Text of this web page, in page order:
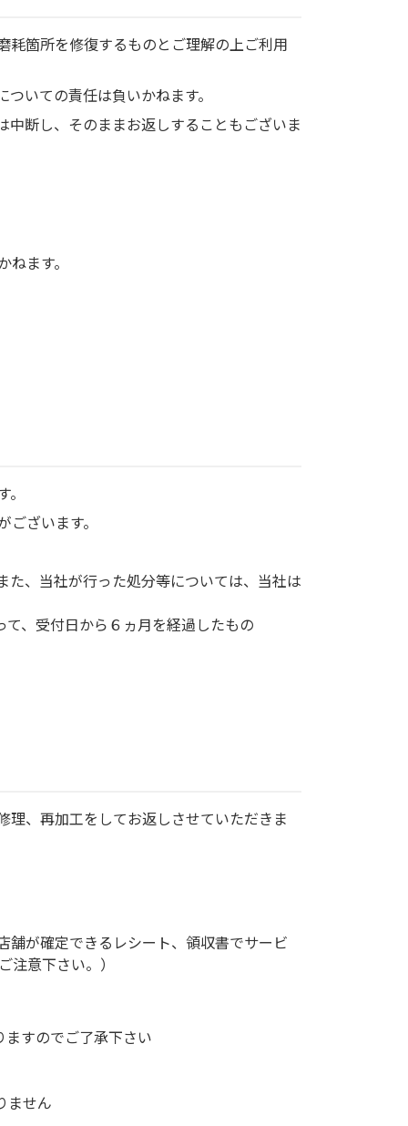
耗箇所を修復するものとご理解の上ご利用
いての責任は負いかねます。
断し、そのままお返しすることもございま
ます。
ざいます。
、当社が行った処分等については、当社は
、受付日から６ヵ月を経過したもの
、再加工をしてお返しさせていただきま
が確定できるレシート、領収書でサービ
意下さい。）
すのでご了承下さい
ません